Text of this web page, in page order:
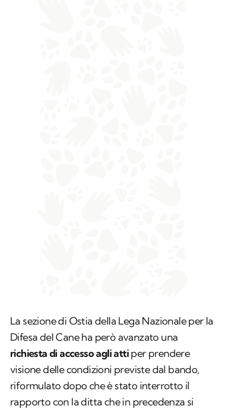
La sezione di Ostia della Lega Nazionale per la
Difesa del Cane ha però avanzato una
richiesta di accesso agli atti per prendere
visione delle condizioni previste dal bando,
riformulato dopo che è stato interrotto il
rapporto con la ditta che in precedenza si